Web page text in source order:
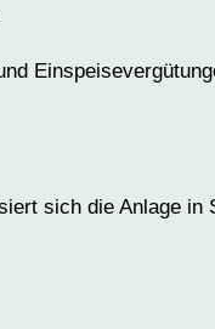
sich die Anlage in